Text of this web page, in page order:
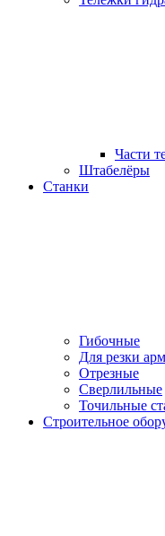
Части
Штабелёры
Станки
Гибочные
Для резки
Отрезные
Сверлильные
Точильные
Строительное